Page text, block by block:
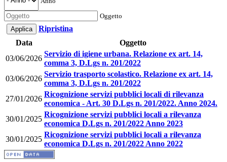
Oggetto
Ripristina
Data
Oggetto
03/06/2026
Servizio di igiene urbana. Relazione ex art. 14,
comma 3, D.Lgs n. 201/2022
03/06/2026
Servizio trasporto scolastico. Relazione ex art. 14,
comma 3, D.Lgs n. 201/2022
27/01/2026
Ricognizione servizi pubblici locali di rilevanza
economica - Art. 30 D.Lgs n. 201/2022. Anno 2024.
30/01/2025
Ricognizione servizi pubblici locali a rilevanza
economica D.Lgs n. 201/2022 Anno 2023
30/01/2025
Ricognizione servizi pubblici locali a rilevanza
economica D.Lgs n. 201/2022 Anno 2022